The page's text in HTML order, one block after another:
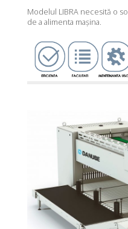
Modelul LIBRA necesită o
de a alimenta mașina.